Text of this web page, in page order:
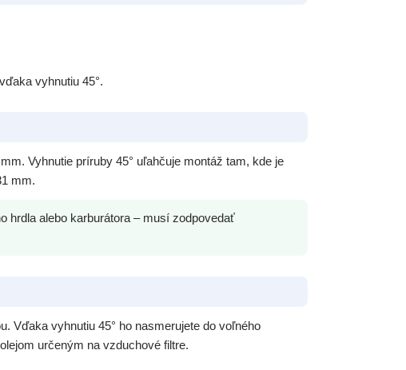
vyhnutiu 45°.
Vyhnutie príruby 45° uľahčuje montáž tam, kde je
mm.
hrdla alebo karburátora – musí zodpovedať
Vďaka vyhnutiu 45° ho nasmerujete do voľného
určeným na vzduchové filtre.